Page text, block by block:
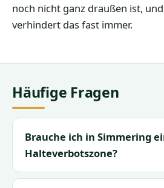
noch nicht ganz draußen ist,
verhindert das fast immer.
Häufige Fragen
Brauche ich in Simmering
Halteverbotszone?